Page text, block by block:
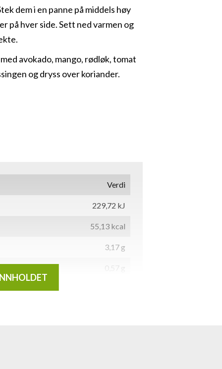
dem i en panne på middels høy
på hver side. Sett ned varmen og
avokado, mango, rødløk, tomat
og dryss over koriander.
Verdi
229,72 kJ
55,13 kcal
3,17 g
0,57 g